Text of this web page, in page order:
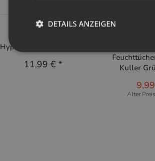
Hypf
Hypf Windelsack Leaves
11,99 € *
No Waste
Kuller
Alter
DETAILS ANZEIGEN